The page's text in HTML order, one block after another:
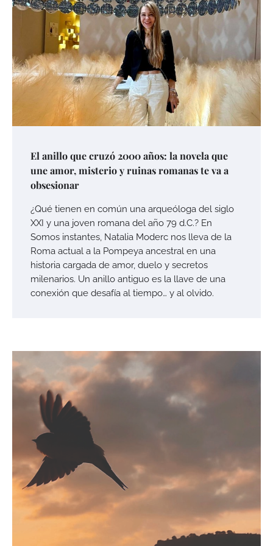
El anillo que cruzó 2000 años: la novela que
une amor, misterio y ruinas romanas te va a
obsesionar
¿Qué tienen en común una arqueóloga del siglo
XXI y una joven romana del año 79 d.C.? En
Somos instantes, Natalia Moderc nos lleva de la
Roma actual a la Pompeya ancestral en una
historia cargada de amor, duelo y secretos
milenarios. Un anillo antiguo es la llave de una
conexión que desafía al tiempo… y al olvido.